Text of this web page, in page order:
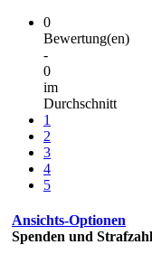
0
Bewertung(en)
-
0
im
Durchschnitt
1
2
3
4
5
Ansichts-Optionen
Spenden und